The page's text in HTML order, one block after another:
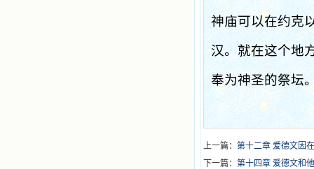
神庙可以在约克
汉。就在这个地
奉为神圣的祭坛
上一篇： 第十二章 爱德文因
下一篇： 第十四章 爱德文和